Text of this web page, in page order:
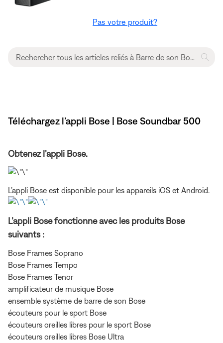
Pas votre produit?
Téléchargez l’appli Bose | Bose Soundbar 500
Obtenez l’appli Bose.
L’appli Bose est disponible pour les appareils iOS et Android.
L’appli Bose fonctionne avec les produits Bose
suivants :
Bose Frames Soprano
Bose Frames Tempo
Bose Frames Tenor
amplificateur de musique Bose
ensemble système de barre de son Bose
écouteurs pour le sport Bose
écouteurs oreilles libres pour le sport Bose
écouteurs oreilles libres Bose Ultra